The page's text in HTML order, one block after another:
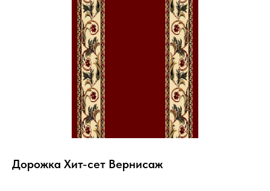
Дорожка Хит-сет Вернисаж